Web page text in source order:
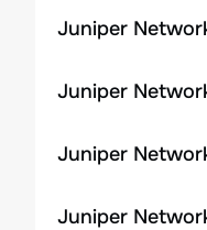
Juniper
Juniper
Juniper
Juniper